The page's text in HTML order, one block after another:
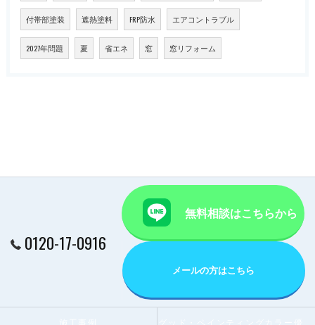
付帯部塗装 遮熱塗料 FRP防水 エアコントラブル
2027年問題 夏 省エネ 窓 窓リフォーム
0120-17-0916
無料相談はこちらから
メールの方はこちら